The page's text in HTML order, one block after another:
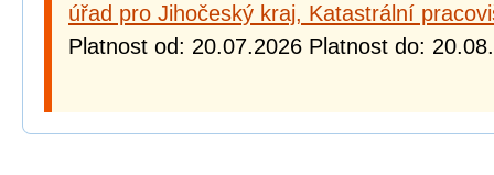
úřad pro Jihočeský kraj, Katastrální
Platnost od: 20.07.2026 Platnost do: